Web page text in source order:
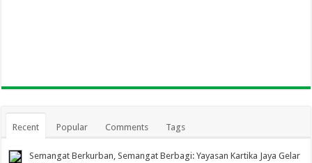
Recent Popular Comments Tags
Semangat Berkurban, Semangat Berbagi: Yayasan Kartika Jaya Gelar